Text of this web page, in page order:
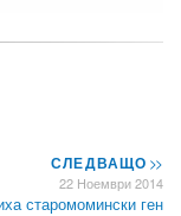
СЛЕДВАЩО>>
22 Ноември 2014
старомомински ген